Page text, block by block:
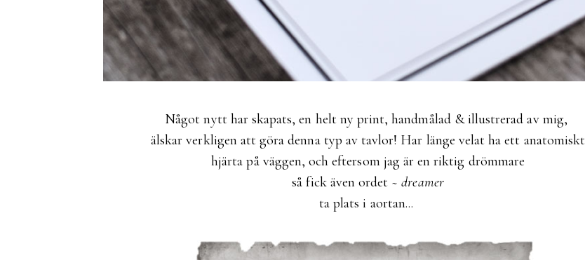
Något nytt har skapats, en helt ny print, handmålad & illustrerad av mig,
älskar verkligen att göra denna typ av tavlor! Har länge velat ha ett anatomiskt
hjärta på väggen, och eftersom jag är en riktig drömmare
så fick även ordet ~ dreamer
ta plats i aortan...